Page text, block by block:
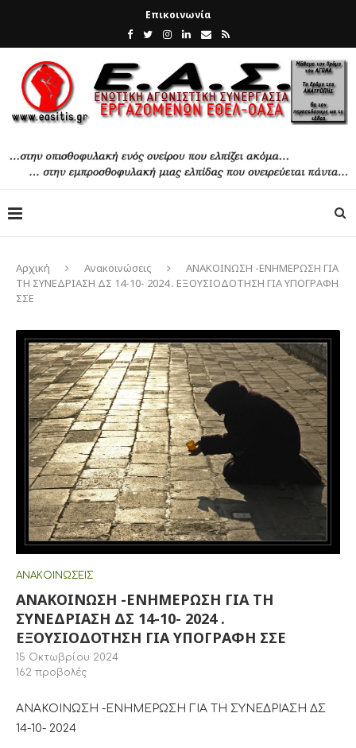
Επικοινωνία
Αρχική Ανακοινώσεις
ΑΝΑΚΟΙΝΩΣΗ -ΕΝΗΜΕΡΩΣΗ ΓΙΑ
ΤΗ ΣΥΝΕΔΡΙΑΣΗ ΔΣ 14-10- 2024 . ΕΞΟΥΣΙΟΔΟΤΗΣΗ ΓΙΑ ΥΠΟΓΡΑΦΗ
ΣΣΕ
ΑΝΑΚΟΙΝΏΣΕΙΣ
ΑΝΑΚΟΙΝΩΣΗ -ΕΝΗΜΕΡΩΣΗ ΓΙΑ ΤΗ
ΣΥΝΕΔΡΙΑΣΗ ΔΣ 14-10- 2024 .
ΕΞΟΥΣΙΟΔΟΤΗΣΗ ΓΙΑ ΥΠΟΓΡΑΦΗ ΣΣΕ
15 Οκτωβρίου 2024
162 προβολές
ΑΝΑΚΟΙΝΩΣΗ -ΕΝΗΜΕΡΩΣΗ ΓΙΑ ΤΗ ΣΥΝΕΔΡΙΑΣΗ ΔΣ
14-10- 2024